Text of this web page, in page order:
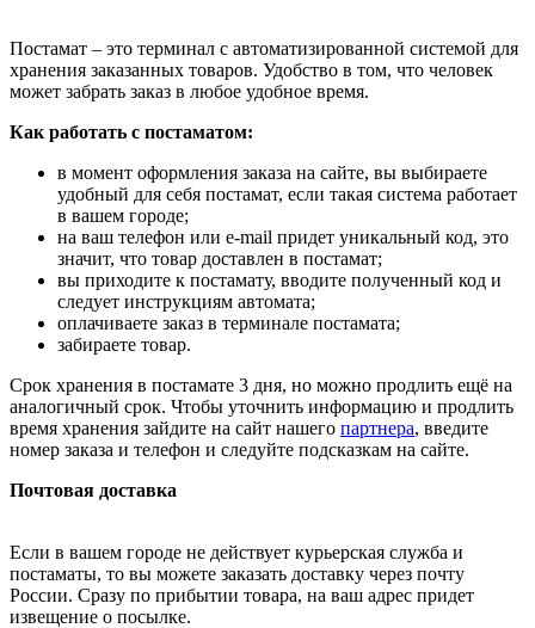
Постамат – это терминал с автоматизированной системой для
хранения заказанных товаров. Удобство в том, что человек
может забрать заказ в любое удобное время.
Как работать с постаматом:
в момент оформления заказа на сайте, вы выбираете
удобный для себя постамат, если такая система работает
в вашем городе;
на ваш телефон или e-mail придет уникальный код, это
значит, что товар доставлен в постамат;
вы приходите к постамату, вводите полученный код и
следует инструкциям автомата;
оплачиваете заказ в терминале постамата;
забираете товар.
Срок хранения в постамате 3 дня, но можно продлить ещё на
аналогичный срок. Чтобы уточнить информацию и продлить
время хранения зайдите на сайт нашего партнера, введите
номер заказа и телефон и следуйте подсказкам на сайте.
Почтовая доставка
Если в вашем городе не действует курьерская служба и
постаматы, то вы можете заказать доставку через почту
России. Сразу по прибытии товара, на ваш адрес придет
извещение о посылке.